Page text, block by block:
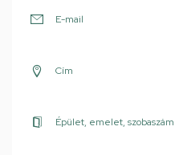
E-mail
Cím
Épület, emelet, szobaszám